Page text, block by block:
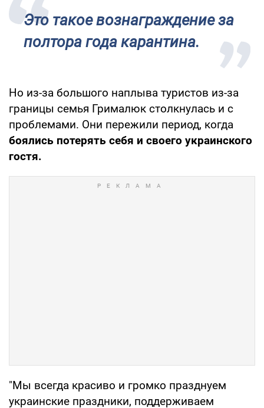
Это такое вознаграждение за
полтора года карантина.
Но из-за большого наплыва туристов из-за
границы семья Грималюк столкнулась и с
проблемами. Они пережили период, когда
боялись потерять себя и своего украинского
гостя.
"Мы всегда красиво и громко празднуем
украинские праздники, поддерживаем